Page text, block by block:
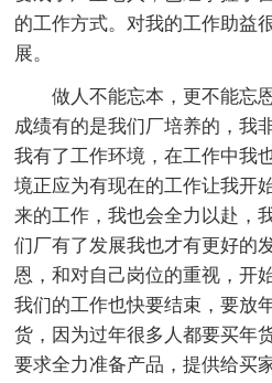
的工作方式。对我的工作助益
展。
做人不能忘本，更不能忘
成绩有的是我们厂培养的，我
我有了工作环境，在工作中我
境正应为有现在的工作让我开
来的工作，我也会全力以赴，
们厂有了发展我也才有更好的
恩，和对自己岗位的重视，开
我们的工作也快要结束，要放
货，因为过年很多人都要买年
要求全力准备产品，提供给买家